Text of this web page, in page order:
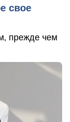
свое
прежде чем